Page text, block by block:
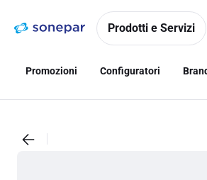
navigazionealla
Prodotti e Servizi
Promozioni Configuratori